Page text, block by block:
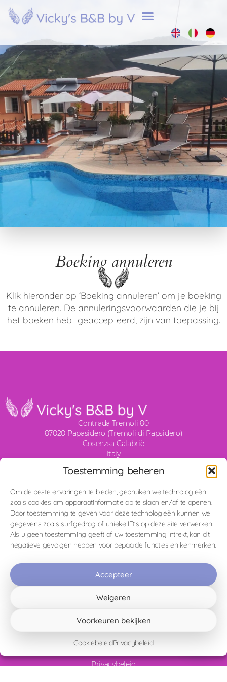
Toestemming beheren
Om de beste ervaringen te bieden, gebruiken we technologieën
zoals cookies om apparaatinformatie op te slaan en/of te openen.
Door toestemming te geven voor deze technologieën kunnen we
gegevens zoals surfgedrag of unieke ID's op deze site verwerken.
Als u geen toestemming geeft of uw toestemming intrekt, kan dit
negatieve gevolgen hebben voor bepaalde functies en kenmerken.
Accepteer
Weigeren
Voorkeuren bekijken
CookiebeleidPrivacybeleid
Boeking annuleren
Klik hieronder op ‘Boeking annuleren’ om je boeking
te annuleren. De annuleringsvoorwaarden die je bij
het boeken hebt geaccepteerd, zijn van toepassing.
Contrada Tremoli 80
87020 Papasidero (Tremoli di Papsidero)
Cosenzsa Calabrië
Italy
CIN – IT078092C1X6FAZ9D7
Homepage
La Laguna Blu (The Blue Lagoon)
La Vista (The View)
Sperimentare il Silenzio (Experience the Silence)
Il Risveglio (The Awakening)
Appartement Cielo Blu (Blue Sky)
Omgeving & Activiteiten
Contact
Algemene voorwaarden en huisregels
Privacybeleid